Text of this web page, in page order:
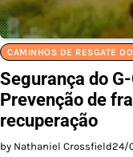
CAMINHOS DE RESGATE
Segurança do
Prevenção de
recuperação
by Nathaniel Crossfield24/